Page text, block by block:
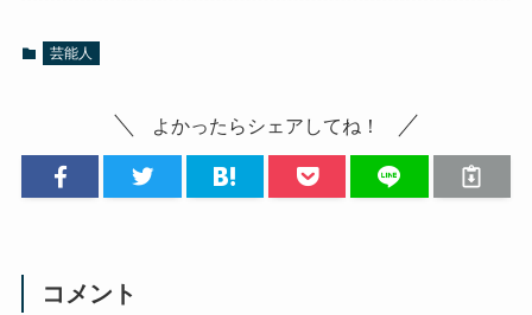
芸能人
よかったらシェアしてね！
コメント